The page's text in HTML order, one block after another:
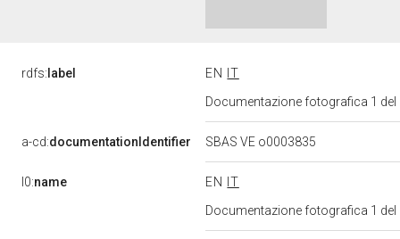
rdfs: label EN
IT
Documentazione fotografica 1
a-cd:documentationIdentifier SBAS VE o0003835
l0:name EN
IT
Documentazione fotografica 1